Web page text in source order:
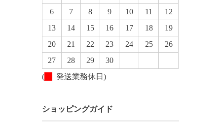
6
7 8 9 10 11
12
13
14 15 16 17 18
19
20
21 22 23 24 25
26
27
28 29
30
(
発送業務休日)
ショッピングガイド